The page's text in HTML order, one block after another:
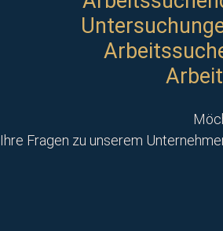
Ihre Fragen zu unserem